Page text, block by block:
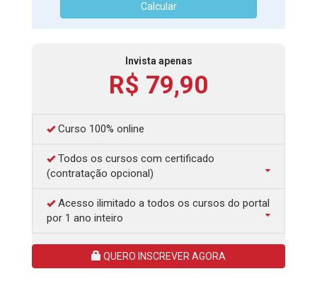
Calcular
Invista apenas
R$ 79,90
Curso 100% online
Todos os cursos com certificado
(contratação opcional)
Acesso ilimitado a todos os cursos do portal
por 1 ano inteiro
QUERO INSCREVER AGORA